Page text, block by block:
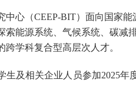
中心（CEEP-BIT）面向国家
能源系统、气候系统、 碳减
学科复合型高层次人才。
生及相关企业人员参加2025年